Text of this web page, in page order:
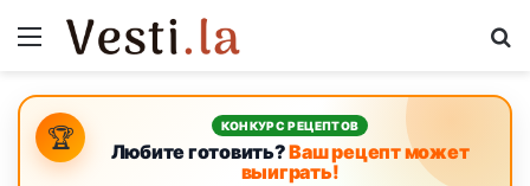
Menu
🏆 КОНКУРС РЕЦЕПТОВ
Любите готовить?Ваш рецепт может
выиграть!